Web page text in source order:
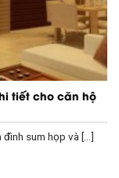
tiết cho căn hộ
sum họp và [...]